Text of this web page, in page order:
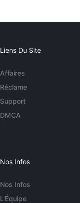
Liens Du Site
Affaires
Réclame
Support
DMCA
Nos Infos
Nos Infos
L'Équipe